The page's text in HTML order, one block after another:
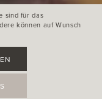
sind für das
können auf Wunsch